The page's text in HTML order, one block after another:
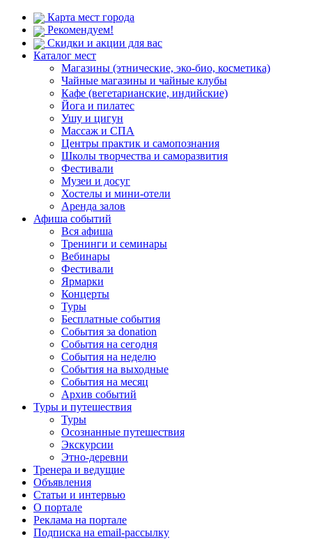
Карта мест города
Рекомендуем!
Скидки и акции для вас
Каталог мест
Магазины (этнические, эко-био, косметика)
Чайные магазины и чайные клубы
Кафе (вегетарианские, индийские)
Йога и пилатес
Ушу и цигун
Массаж и СПА
Центры практик и самопознания
Школы творчества и саморазвития
Фестивали
Музеи и досуг
Хостелы и мини-отели
Аренда залов
Афиша событий
Вся афиша
Тренинги и семинары
Вебинары
Фестивали
Ярмарки
Концерты
Туры
Бесплатные события
События за donation
События на сегодня
События на неделю
События на выходные
События на месяц
Архив событий
Туры и путешествия
Туры
Осознанные путешествия
Экскурсии
Этно-деревни
Тренера и ведущие
Объявления
Статьи и интервью
О портале
Реклама на портале
Подписка на email-рассылку